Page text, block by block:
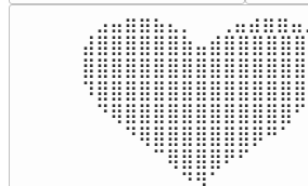
⠀⣠⣤⣶⣶⣦⣄⡀
⠀⠙⢿⣿⣿⣿⣿⣿⣿⣿⣿⣿⣿⣿⣿⠋⠀
⠀⠀⠀⠙⢿⣿⣿⣿⣿⣿⣿⣿⡿⠛⠁⠀⠀
⠀⠀⠀⠀⠀⠉⢿⣿⣿⣿⠟⠋⠀⠀⠀⠀⠀